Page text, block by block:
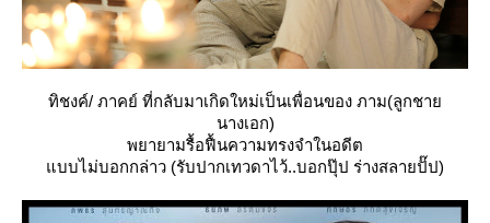
ทิชงค์/ ภาคย์ ที่กลับมาเกิดใหม่เป็นเพื่อนของ ภาม(ลูกชา
นางเอก)
พยายามรื้อฟื้นความทรงจำในอดีต
บบไม่บอกกล่าว (รับปากเทวดาไว้..บอกปุ๊ป ร่างสลายปั๊ป)